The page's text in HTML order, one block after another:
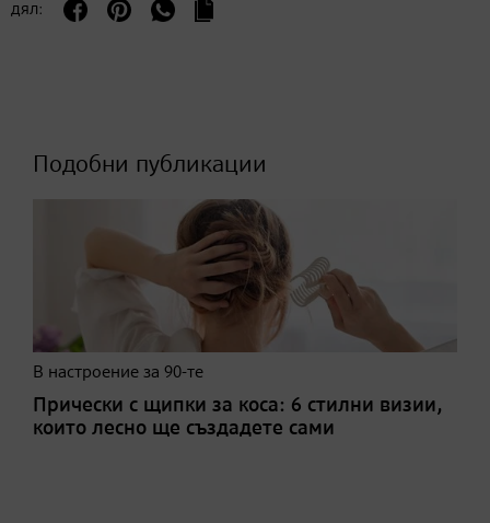
дял:
Подобни публикации
В настроение за 90-те
Прически с щипки за коса: 6 стилни визии,
които лесно ще създадете сами